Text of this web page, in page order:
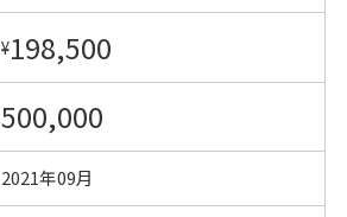
¥198,500
500,000
2021年09月